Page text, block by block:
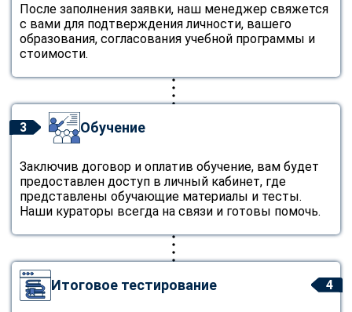
После заполнения заявки, наш менеджер свяжется
с вами для подтверждения личности, вашего
образования, согласования учебной программы и
стоимости.
3 Обучение
Заключив договор и оплатив обучение, вам будет
предоставлен доступ в личный кабинет, где
представлены обучающие материалы и тесты.
Наши кураторы всегда на связи и готовы помочь.
4
Итоговое тестирование